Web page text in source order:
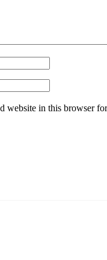
website in this browser